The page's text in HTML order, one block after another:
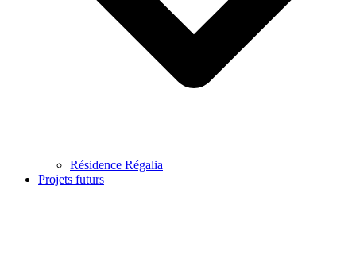
Résidence Régalia
Projets futurs